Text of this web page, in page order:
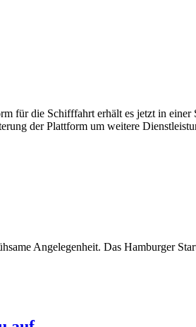
für die Schifffahrt erhält es jetzt in
der Plattform um weitere
Angelegenheit. Das Hamburger